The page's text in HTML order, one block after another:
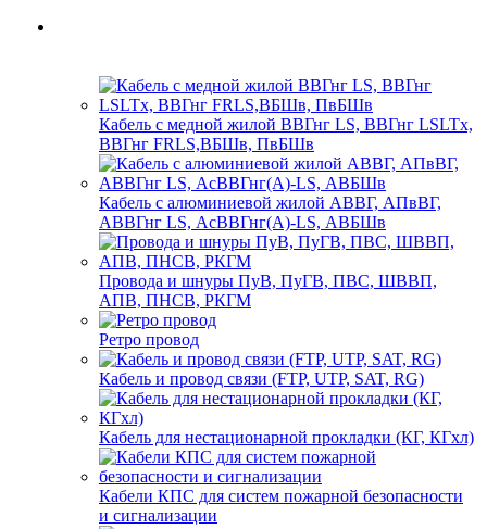
Кабель с медной жилой ВВГнг LS, ВВГнг LSLTx,
ВВГнг FRLS,ВБШв, ПвБШв
Кабель с алюминиевой жилой АВВГ, АПвВГ,
АВВГнг LS, АсВВГнг(А)-LS, АВБШв
Провода и шнуры ПуВ, ПуГВ, ПВС, ШВВП,
АПВ, ПНСВ, РКГМ
Ретро провод
Кабель и провод связи (FTP, UTP, SAT, RG)
Кабель для нестационарной прокладки (КГ, КГхл)
Кабели КПС для систем пожарной безопасности
и сигнализации